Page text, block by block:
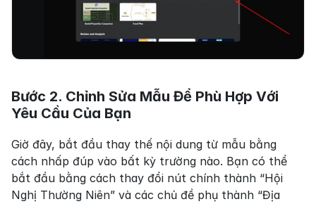
Bước 2. Chỉnh Sửa Mẫu Để Phù Hợp Với
Yêu Cầu Của Bạn
Giờ đây, bắt đầu thay thế nội dung từ mẫu bằng
cách nhấp đúp vào bất kỳ trường nào. Bạn có thể
bắt đầu bằng cách thay đổi nút chính thành “Hội
Nghị Thường Niên” và các chủ đề phụ thành “Địa